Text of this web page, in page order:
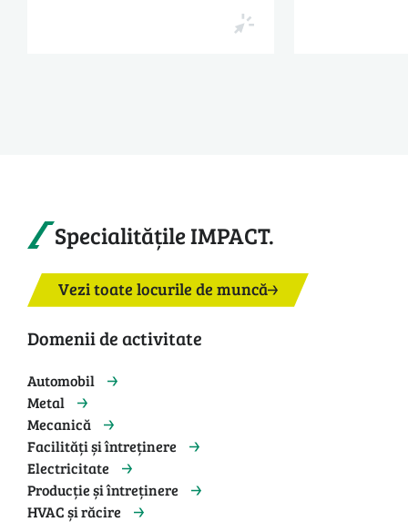
Specialitățile IMPACT.
Vezi toate locurile de muncă
Domenii de activitate
Automobil
Metal
Mecanică
Facilități și întreținere
Electricitate
Producție și întreținere
HVAC și răcire